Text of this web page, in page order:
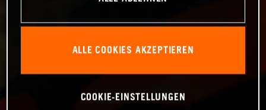
ALLE COOKIES AKZEPTIEREN
COOKIE-EINSTELLUNGEN